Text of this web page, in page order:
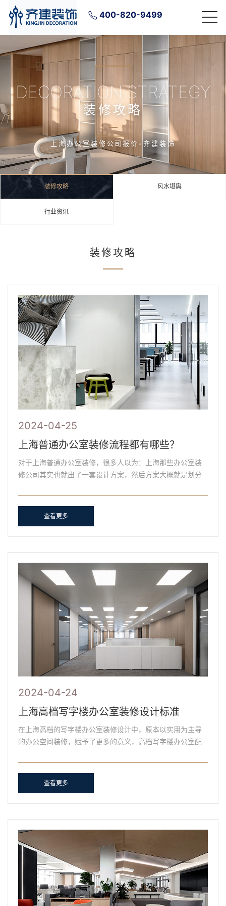
400-820-9499
DECORATION STRATEGY
装修攻略
上海办公室装修公司报价-齐建装饰
装修攻略 风水堪舆
行业资讯
装修攻略
2024-04-25
上海普通办公室装修流程都有哪些？
对于上海普通办公室装修，很多人以为：上海那些办公室装
修公司其实也就出了一套设计方案，然后方案大概就是划分
收费......
查看更多
2024-04-24
上海高档写字楼办公室装修设计标准
在上海高档的写字楼办公室装修设计中，原本以实用为主导
的办公空间装修，赋予了更多的意义，高档写字楼办公室配
数字......
查看更多